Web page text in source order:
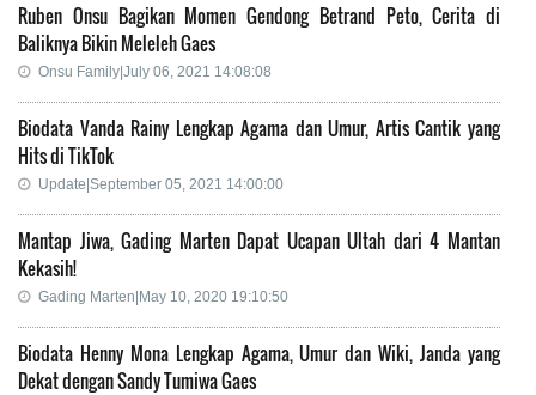
Ruben Onsu Bagikan Momen Gendong Betrand Peto, Cerita di
Baliknya Bikin Meleleh Gaes
Onsu Family|July 06, 2021 14:08:08
Biodata Vanda Rainy Lengkap Agama dan Umur, Artis Cantik yang
Hits di TikTok
Update|September 05, 2021 14:00:00
Mantap Jiwa, Gading Marten Dapat Ucapan Ultah dari 4 Mantan
Kekasih!
Gading Marten|May 10, 2020 19:10:50
Biodata Henny Mona Lengkap Agama, Umur dan Wiki, Janda yang
Dekat dengan Sandy Tumiwa Gaes